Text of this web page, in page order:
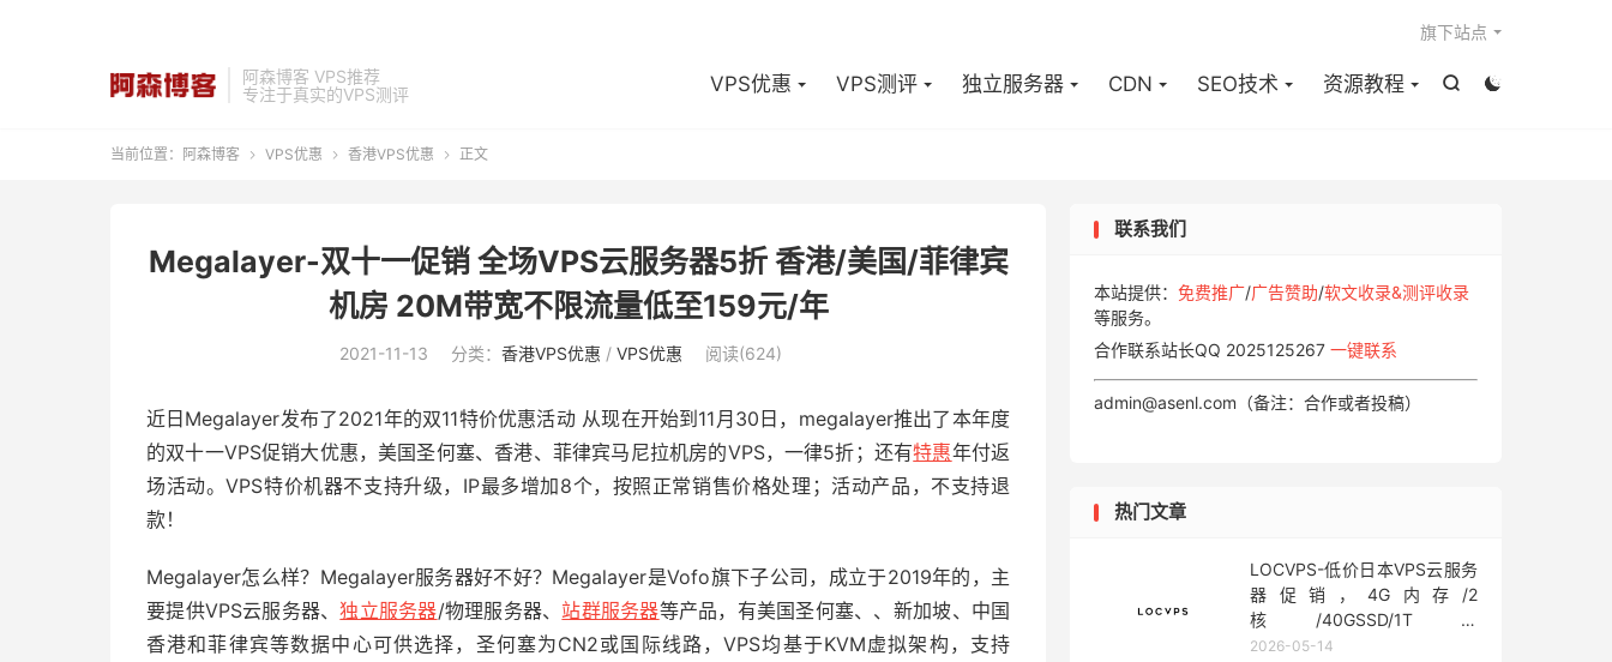
阿森博客 VPS推荐
专注于真实的VPS测评


VPS优惠 VPS测评 独立服务器 CDN SEO技术 资源教程
旗下站点
当前位置： 阿森博客  VPS优惠  香港VPS优惠  正文
Megalayer-双十一促销 全场VPS云服务器5折 香港/美国/菲律宾
机房 20M带宽不限流量低至159元/年
2021-11-13 分类： 香港VPS优惠 / VPS优惠 阅读(624)
近日Megalayer发布了2021年的双11特价优惠活动 从现在开始到11月30日，megalayer推出了本年度
的双十一VPS促销大优惠，美国圣何塞、香港、菲律宾马尼拉机房的VPS，一律5折；还有特惠年付返
场活动。VPS特价机器不支持升级，IP最多增加8个，按照正常销售价格处理；活动产品，不支持退
款！
Megalayer怎么样？Megalayer服务器好不好？Megalayer是Vofo旗下子公司，成立于2019年的，主
要提供VPS云服务器、独立服务器/物理服务器、 站群服务器等产品，有美国圣何塞、、新加坡、中国
香港和菲律宾等数据中心可供选择，圣何塞为CN2或国际线路，VPS均基于KVM虚拟架构，支持
联系我们
本站提供： 免费推广/广告赞助/软文收录&测评收录
等服务。
合作联系站长QQ 2025125267 一键联系
admin@asenl.com（备注：合作或者投稿）
热门文章
LOCVPS-低价日本VPS云服务
器促销，4G内存/2
核/40GSSD/1T流
量/450Mbps带宽，低至36元/
2026-05-14